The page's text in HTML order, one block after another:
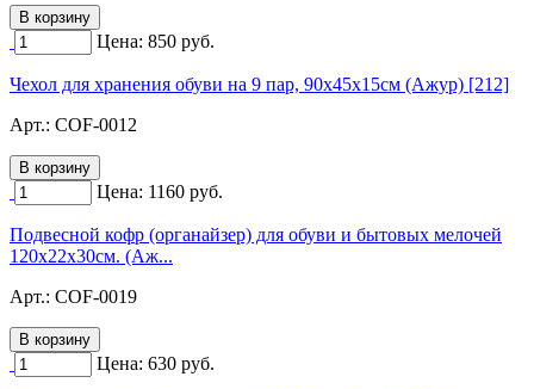
Цена: 850 руб.
Чехол для хранения обуви на 9 пар, 90х45х15см (Ажур) [212]
Арт.: COF-0012
Цена: 1160 руб.
Подвесной кофр (органайзер) для обуви и бытовых мелочей
120х22х30см. (Аж...
Арт.: COF-0019
Цена: 630 руб.